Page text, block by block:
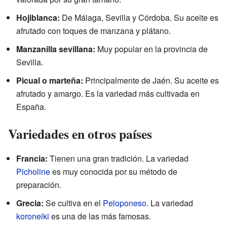
Hojiblanca: De Málaga, Sevilla y Córdoba. Su aceite es
afrutado con toques de manzana y plátano.
Manzanilla sevillana: Muy popular en la provincia de
Sevilla.
Picual o marteña: Principalmente de Jaén. Su aceite es
afrutado y amargo. Es la variedad más cultivada en
España.
Variedades en otros países
Francia: Tienen una gran tradición. La variedad
Picholinees muy conocida por su método de
preparación.
Grecia: Se cultiva en el Peloponeso. La variedad
koroneiki es una de las más famosas.